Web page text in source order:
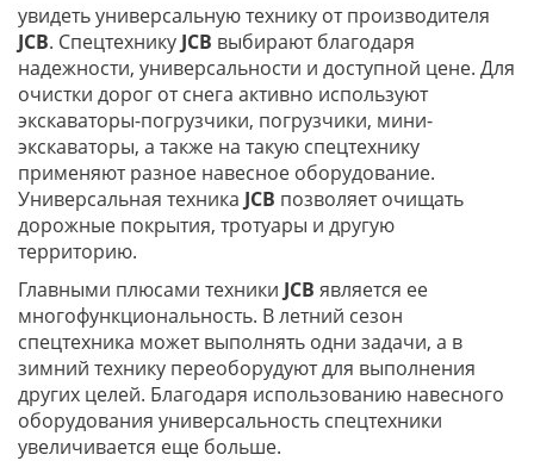
увидеть универсальную технику от производителя
JCB. Спецтехнику JCB выбирают благодаря
надежности, универсальности и доступной цене. Для
очистки дорог от снега активно используют
экскаваторы-погрузчики, погрузчики, мини-
экскаваторы, а также на такую спецтехнику
применяют разное навесное оборудование.
Универсальная техника JCB позволяет очищать
дорожные покрытия, тротуары и другую
территорию.
Главными плюсами техники JCB является ее
многофункциональность. В летний сезон
спецтехника может выполнять одни задачи, а в
зимний технику переоборудуют для выполнения
других целей. Благодаря использованию навесного
оборудования универсальность спецтехники
увеличивается еще больше.